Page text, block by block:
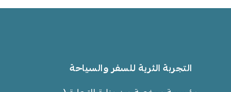
التجربة الثرية للسفر والسياحة